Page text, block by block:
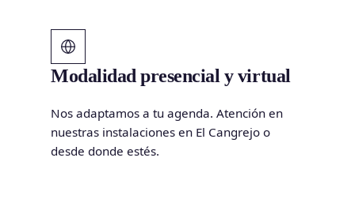
Modalidad presencial y virtual
Nos adaptamos a tu agenda. Atención en
nuestras instalaciones en El Cangrejo o
desde donde estés.